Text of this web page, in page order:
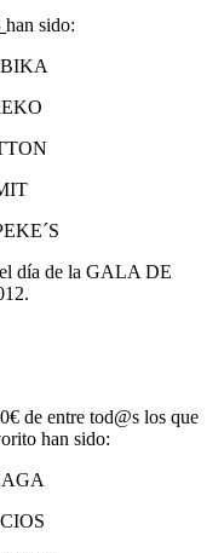
han sido:
día de la GALA DE
de entre tod@s los que
han sido: